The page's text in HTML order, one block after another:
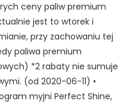
ceny paliw premium
jest to wtorek i
przy zachowaniu tej
paliwa premium
*2 rabaty nie sumuje
(od 2020-06-11) •
myjni Perfect Shine,